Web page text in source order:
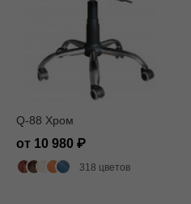
Q-88 Хром
от 10 980
318 цветов